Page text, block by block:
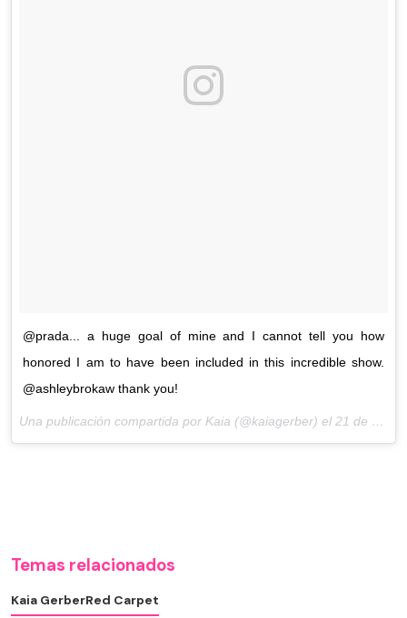
@prada... a huge goal of mine and I cannot tell you how
honored I am to have been included in this incredible show.
@ashleybrokaw thank you!
Una publicación compartida por Kaia (@kaiagerber) el 21 de Sep de 2017 a la(s) 12:25 PDT
Temas relacionados
Kaia GerberRed Carpet